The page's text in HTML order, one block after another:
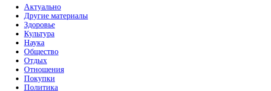
Актуально
Другие материалы
Здоровье
Культура
Наука
Общество
Отдых
Отношения
Покупки
Политика